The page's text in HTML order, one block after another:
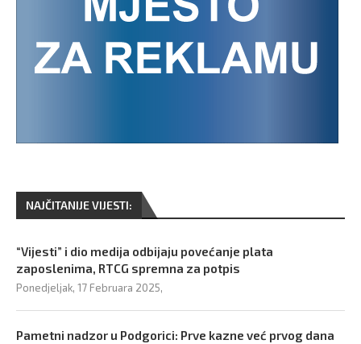
NAJČITANIJE VIJESTI:
“Vijesti” i dio medija odbijaju povećanje plata
zaposlenima, RTCG spremna za potpis
Ponedjeljak, 17 Februara 2025,
Pametni nadzor u Podgorici: Prve kazne već prvog dana